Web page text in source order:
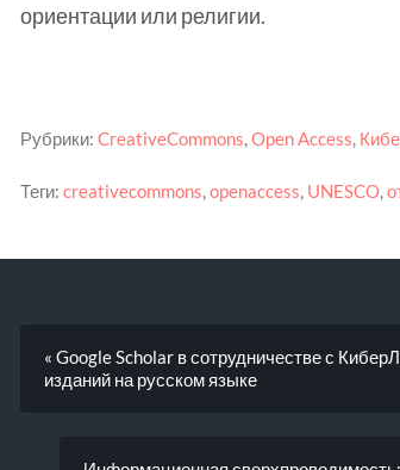
ориентации или религии.
Рубрики: CreativeCommons,Open Access,
Теги: creativecommons,openaccess, UNESCO,
« Google Scholar в сотрудничестве с
изданий на русском языке